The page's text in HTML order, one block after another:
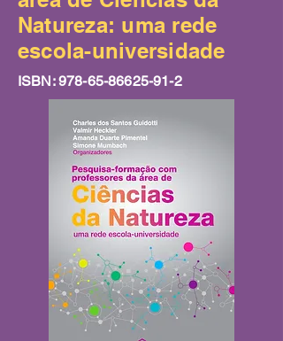
Natureza: uma rede
escola-universidade
ISBN:978-65-86625-91-2